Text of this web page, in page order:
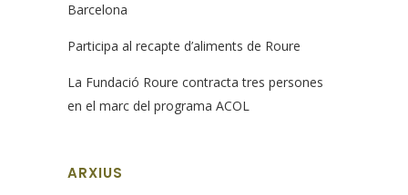
Barcelona
Participa al recapte d’aliments de Roure
La Fundació Roure contracta tres persones
en el marc del programa ACOL
ARXIUS